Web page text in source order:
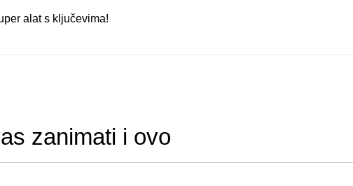
alat s ključevima!
zanimati i ovo